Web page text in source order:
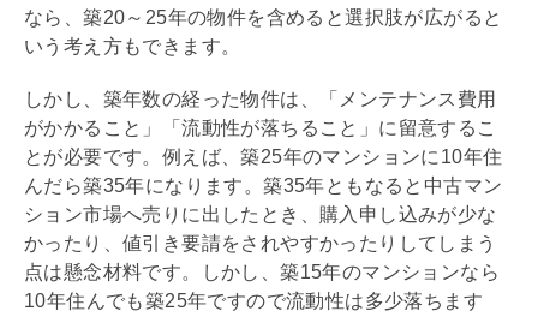
なら、築20～25年の物件を含めると選択肢が広がると
いう考え方もできます。
しかし、 築年数の経った物件は、「メンテナンス費用
がかかること」「流動性が落ちること」に留意するこ
とが必要です。例えば、築25年のマンションに10年住
んだら築35年になります。築35年ともなると中古マン
ション市場へ売りに出したとき、購入申し込みが少な
かったり、値引き要請をされやすかったりしてしまう
点は懸念材料です。しかし、築15年のマンションなら
10年住んでも築25年ですので流動性は多少落ちます